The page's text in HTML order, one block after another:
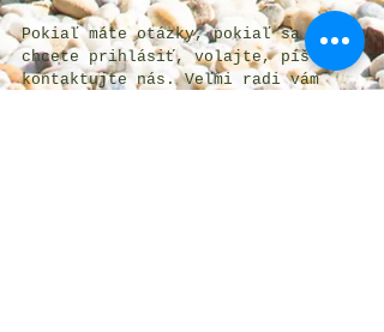
Pokiaľ máte otázky, pokiaľ sa
chcete prihlásiť, volajte, píšte,
kontaktujte nás . Veľmi radi vám